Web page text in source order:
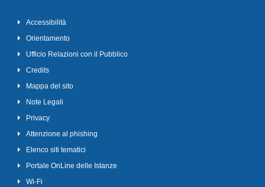
Accessibilità
Orientamento
Ufficio Relazioni con il Pubblico
Credits
Mappa del sito
Note Legali
Privacy
Attenzione al phishing
Elenco siti tematici
Portale OnLine delle Istanze
Wi-Fi